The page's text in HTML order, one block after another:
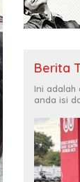
Berita
Ini adalah
anda isi